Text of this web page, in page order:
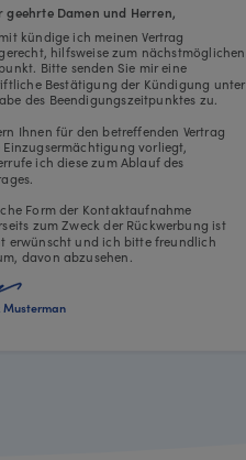
kündige ich meinen Vertrag
hilfsweise zum nächstmöglichen
Bitte senden Sie mir eine
Bestätigung der Kündigung unter
des Beendigungszeitpunktes zu.
Ihnen für den betreffenden Vertrag
Einzugsermächtigung vorliegt,
ich diese zum Ablauf des
Form der Kontaktaufnahme
zum Zweck der Rückwerbung ist
erwünscht und ich bitte freundlich
davon abzusehen.
geehrte Damen und Herren,
Musterman